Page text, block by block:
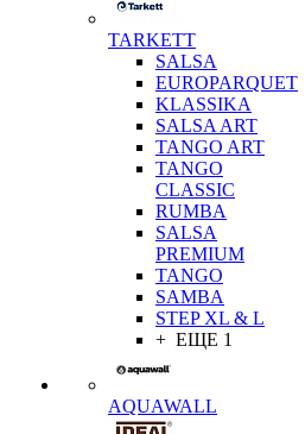
TARKETT
SALSA
EUROPARQUET
KLASSIKA
SALSA ART
TANGO ART
TANGO
CLASSIC
RUMBA
SALSA
PREMIUM
TANGO
SAMBA
STEP XL & L
+ ЕЩЕ 1
AQUAWALL